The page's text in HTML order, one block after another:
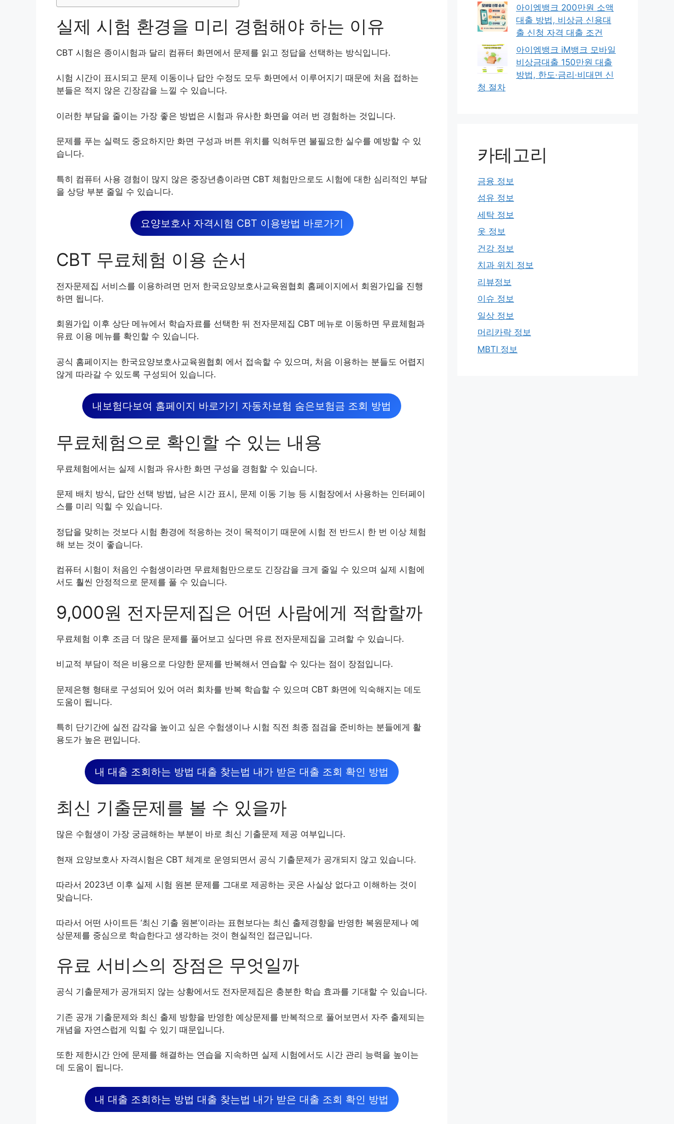
실제 시험 환경을 미리 경험해야 하는 이유
CBT 시험은 종이시험과 달리 컴퓨터 화면에서 문제를 읽고 정답을 선택하는 방식입니다.
시험 시간이 표시되고 문제 이동이나 답안 수정도 모두 화면에서 이루어지기 때문에 처음 접하는
분들은 적지 않은 긴장감을 느낄 수 있습니다.
이러한 부담을 줄이는 가장 좋은 방법은 시험과 유사한 화면을 여러 번 경험하는 것입니다.
문제를 푸는 실력도 중요하지만 화면 구성과 버튼 위치를 익혀두면 불필요한 실수를 예방할 수 있
습니다.
특히 컴퓨터 사용 경험이 많지 않은 중장년층이라면 CBT 체험만으로도 시험에 대한 심리적인 부담
을 상당 부분 줄일 수 있습니다.
요양보호사 자격시험 CBT 이용방법 바로가기
CBT 무료체험 이용 순서
전자문제집 서비스를 이용하려면 먼저 한국요양보호사교육원협회 홈페이지에서 회원가입을 진행
하면 됩니다.
회원가입 이후 상단 메뉴에서 학습자료를 선택한 뒤 전자문제집 CBT 메뉴로 이동하면 무료체험과
유료 이용 메뉴를 확인할 수 있습니다.
공식 홈페이지는 한국요양보호사교육원협회 에서 접속할 수 있으며, 처음 이용하는 분들도 어렵지
않게 따라갈 수 있도록 구성되어 있습니다.
내보험다보여 홈페이지 바로가기 자동차보험 숨은보험금 조회 방법
무료체험으로 확인할 수 있는 내용
무료체험에서는 실제 시험과 유사한 화면 구성을 경험할 수 있습니다.
문제 배치 방식, 답안 선택 방법, 남은 시간 표시, 문제 이동 기능 등 시험장에서 사용하는 인터페이
스를 미리 익힐 수 있습니다.
정답을 맞히는 것보다 시험 환경에 적응하는 것이 목적이기 때문에 시험 전 반드시 한 번 이상 체험
해 보는 것이 좋습니다.
컴퓨터 시험이 처음인 수험생이라면 무료체험만으로도 긴장감을 크게 줄일 수 있으며 실제 시험에
서도 훨씬 안정적으로 문제를 풀 수 있습니다.
9,000원 전자문제집은 어떤 사람에게 적합할까
무료체험 이후 조금 더 많은 문제를 풀어보고 싶다면 유료 전자문제집을 고려할 수 있습니다.
비교적 부담이 적은 비용으로 다양한 문제를 반복해서 연습할 수 있다는 점이 장점입니다.
문제은행 형태로 구성되어 있어 여러 회차를 반복 학습할 수 있으며 CBT 화면에 익숙해지는 데도
도움이 됩니다.
특히 단기간에 실전 감각을 높이고 싶은 수험생이나 시험 직전 최종 점검을 준비하는 분들에게 활
용도가 높은 편입니다.
내 대출 조회하는 방법 대출 찾는법 내가 받은 대출 조회 확인 방법
최신 기출문제를 볼 수 있을까
많은 수험생이 가장 궁금해하는 부분이 바로 최신 기출문제 제공 여부입니다.
현재 요양보호사 자격시험은 CBT 체계로 운영되면서 공식 기출문제가 공개되지 않고 있습니다.
따라서 2023년 이후 실제 시험 원본 문제를 그대로 제공하는 곳은 사실상 없다고 이해하는 것이
맞습니다.
따라서 어떤 사이트든 ‘최신 기출 원본’이라는 표현보다는 최신 출제경향을 반영한 복원문제나 예
상문제를 중심으로 학습한다고 생각하는 것이 현실적인 접근입니다.
유료 서비스의 장점은 무엇일까
공식 기출문제가 공개되지 않는 상황에서도 전자문제집은 충분한 학습 효과를 기대할 수 있습니다.
기존 공개 기출문제와 최신 출제 방향을 반영한 예상문제를 반복적으로 풀어보면서 자주 출제되는
개념을 자연스럽게 익힐 수 있기 때문입니다.
또한 제한시간 안에 문제를 해결하는 연습을 지속하면 실제 시험에서도 시간 관리 능력을 높이는
데 도움이 됩니다.
내 대출 조회하는 방법 대출 찾는법 내가 받은 대출 조회 확인 방법
아이엠뱅크 200만원 소액
대출 방법, 비상금 신용대
출 신청 자격 대출 조건
아이엠뱅크 iM뱅크 모바일
비상금대출 150만원 대출
방법, 한도·금리·비대면 신
청 절차
카테고리
금융 정보
섬유 정보
세탁 정보
옷 정보
건강 정보
치과 위치 정보
리뷰정보
이슈 정보
일상 정보
머리카락 정보
MBTI 정보